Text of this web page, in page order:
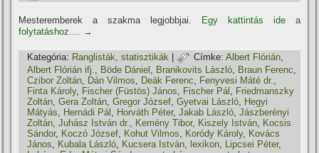
Mesteremberek a szakma legjobbjai.
Egy kattintás ide a
folytatáshoz.... →
Kategória: Ranglisták, statisztikák | Címke: Albert Flórián,
Albert Flórián ifj., Böde Dániel , Branikovits László, Braun Ferenc,
Czibor Zoltán, Dán Vilmos, Deák Ferenc, Fenyvesi Máté dr.,
Finta Károly, Fischer (Füstös) János, Fischer Pál , Friedmanszky
Zoltán,Gera Zoltán,Gregor József,Gyetvai László, Hegyi
Mátyás, Hernádi Pál , Horváth Péter,Jakab László,Jászberényi
Zoltán,Juhász István dr., Kemény Tibor, Kiszely István, Kocsis
Sándor, Koczó József, Kohut Vilmos, Koródy Károly, Kovács
János, Kubala László, Kucsera István, lexikon, Lipcsei Péter,